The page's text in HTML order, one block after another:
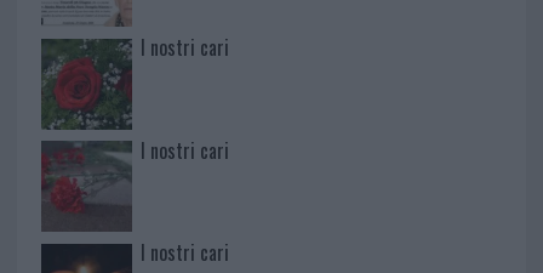
I nostri cari
I nostri cari
I nostri cari